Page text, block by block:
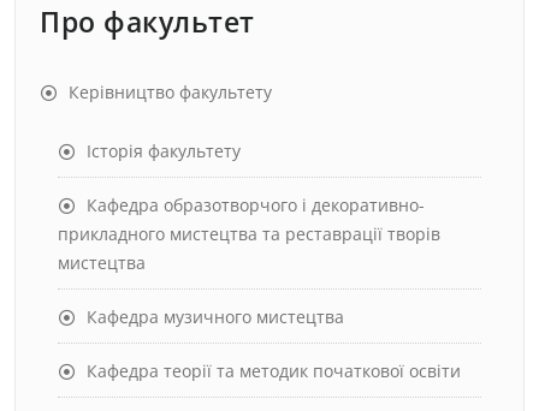
Про факультет
Керівництво факультету
Історія факультету
Кафедра образотворчого і декоративно-
прикладного мистецтва та реставрації творів
мистецтва
Кафедра музичного мистецтва
Кафедра теорії та методик початкової освіти